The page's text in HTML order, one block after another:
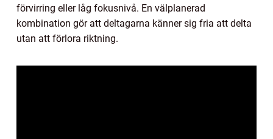
förvirring eller låg fokusnivå. En välplanerad
kombination gör att deltagarna känner sig fria att delta
utan att förlora riktning.